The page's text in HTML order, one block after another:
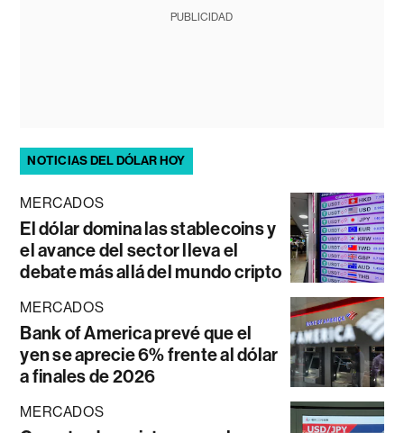
PUBLICIDAD
NOTICIAS DEL DÓLAR HOY
MERCADOS
El dólar domina las stablecoins y
el avance del sector lleva el
debate más allá del mundo cripto
MERCADOS
Bank of America prevé que el
yen se aprecie 6% frente al dólar
a finales de 2026
MERCADOS